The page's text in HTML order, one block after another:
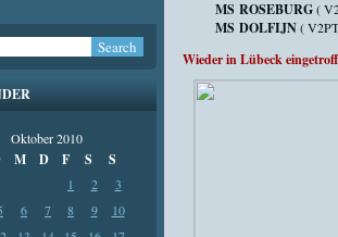
Oktober 2010
M D F S S
1 2
3
6 7 8 9
10
MS ROSEBURG(
MS DOLFIJN(
Wieder in Lübeck